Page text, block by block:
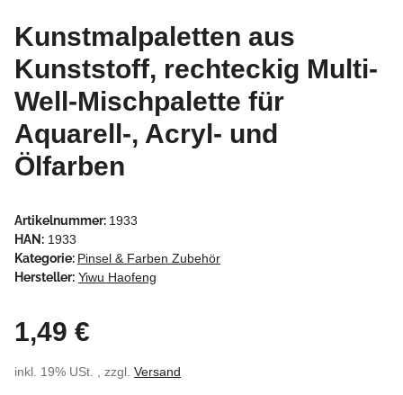
Kunstmalpaletten aus
Kunststoff, rechteckig Multi-
Well-Mischpalette für
Aquarell-, Acryl- und
Ölfarben
Artikelnummer: 1933
HAN: 1933
Kategorie: Pinsel & Farben Zubehör
Hersteller: Yiwu Haofeng
1,49 €
inkl. 19% USt. , zzgl. Versand